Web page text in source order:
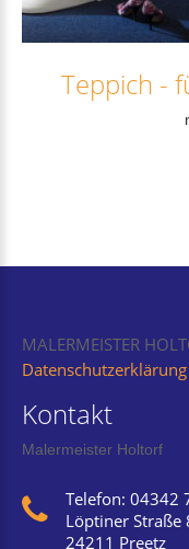
Teppich -
MALERMEISTER
Datenschutzerklärung
Kontakt
Malermeister Holtorf
Telefon: 04342
Löptiner Straße
24211 Preetz